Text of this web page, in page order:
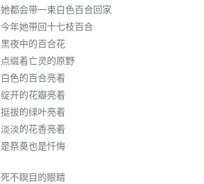
她都会带一束白色百合回家
今年她带回十七枝百合
黑夜中的百合花
点缀着亡灵的原野
白色的百合亮着
绽开的花瓣亮着
挺拔的绿叶亮着
淡淡的花香亮着
是祭奠也是忏悔
死不瞑目的眼睛